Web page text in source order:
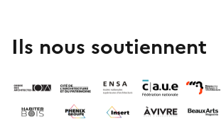
Ils nous soutiennent